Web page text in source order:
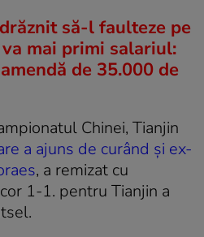
să-l faulteze pe
mai primi salariul:
de 35.000 de
Chinei, Tianjin
a ajuns de curând și ex-
, a remizat cu
1-1. pentru Tianjin a